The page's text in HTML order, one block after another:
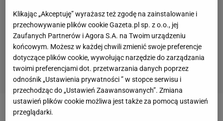
Jednak to tylko część obrazu przedstawiającego
Klikając „Akceptuję” wyrażasz też zgodę na zainstalowanie i
przechowywanie plików cookie Gazeta.pl sp. z o.o., jej
Zaufanych Partnerów i Agora S.A. na Twoim urządzeniu
końcowym. Możesz w każdej chwili zmienić swoje preferencje
dotyczące plików cookie, wywołując narzędzie do zarządzania
twoimi preferencjami dot. przetwarzania danych poprzez
odnośnik „Ustawienia prywatności ” w stopce serwisu i
przechodząc do „Ustawień Zaawansowanych”. Zmiana
ustawień plików cookie możliwa jest także za pomocą ustawień
przeglądarki.